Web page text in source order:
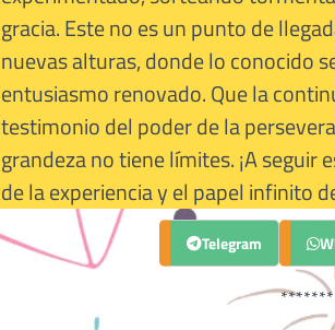
gracia. Este no es un punto de
nuevas alturas, donde lo conocido
entusiasmo renovado. Que la
testimonio del poder de la
grandeza no tiene límites. ¡A
de la experiencia y el papel infinito
Telegram